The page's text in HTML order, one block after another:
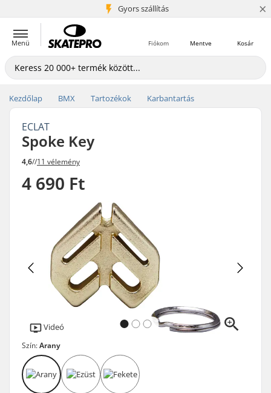
Gyors szállítás
5+ millió ügyfél ×
Menü Kosár
Mentve
Fiókom
Kezdőlap BMX Tartozékok Karbantartás
ECLAT
Spoke Key
4,6//11 vélemény
4 690 Ft
Videó
Szín:Arany